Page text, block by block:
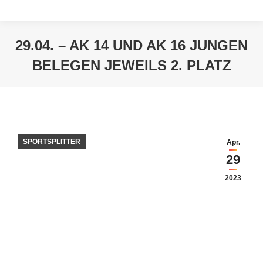
29.04. – AK 14 UND AK 16 JUNGEN
BELEGEN JEWEILS 2. PLATZ
Apr.
29
2023
SPORTSPLITTER